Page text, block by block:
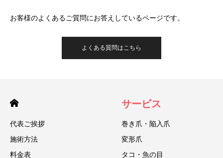
お客様のよくあるご質問にお答えしているページです。
よくある質問はこちら
代表ご挨拶
施術方法
料金表
サービス
巻き爪・陥入爪
変形爪
タコ・魚の目